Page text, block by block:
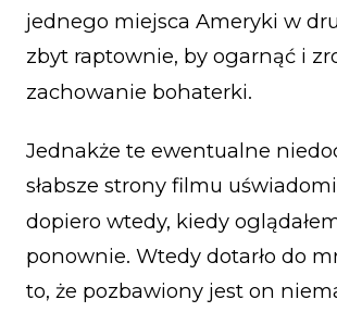
jednego miejsca Ameryki w
zbyt raptownie, by ogarnąć i
zachowanie bohaterki.
Jednakże te ewentualne
słabsze strony filmu
dopiero wtedy, kiedy
ponownie. Wtedy dotarło do
to, że pozbawiony jest on